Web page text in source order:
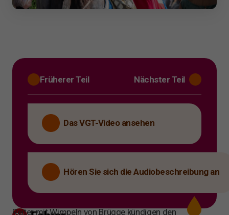
Früherer Teil Nächster Teil
Das VGT-Video ansehen
Hören Sie sich die Audiobeschreibung an
Reiter mit Wimpeln von Brügge kündigen den